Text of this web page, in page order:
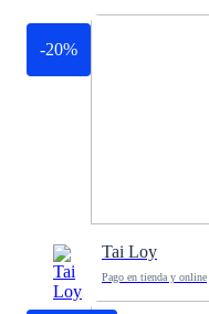
-20%
Tai Loy
Pago en tienda y online